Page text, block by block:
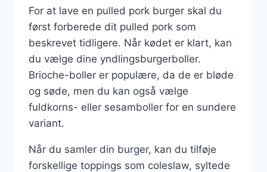
For at lave en pulled pork burger skal du
først forberede dit pulled pork som
beskrevet tidligere. Når kødet er klart, kan
du vælge dine yndlingsburgerboller.
Brioche-boller er populære, da de er bløde
og søde, men du kan også vælge
fuldkorns- eller sesamboller for en sundere
variant.
Når du samler din burger, kan du tilføje
forskellige toppings som coleslaw, syltede